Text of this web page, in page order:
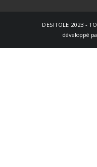
DESITOLE 2023 -
développé